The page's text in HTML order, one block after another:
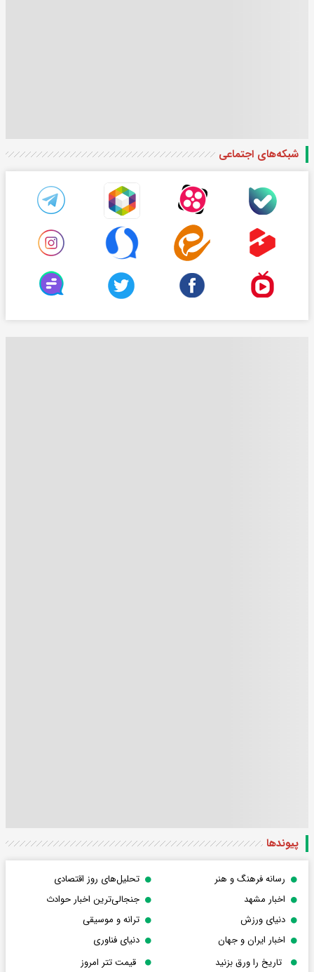
شبکه‌های اجتماعی
پیوندها
رسانه فرهنگ و هنر
تحلیل‌های روز اقتصادی
اخبار مشهد
جنجالی‌ترین اخبار حوادث
دنیای ورزش
ترانه و موسیقی
اخبار ایران و جهان
دنیای فناوری
تاریخ را ورق بزنید
قیمت تتر امروز